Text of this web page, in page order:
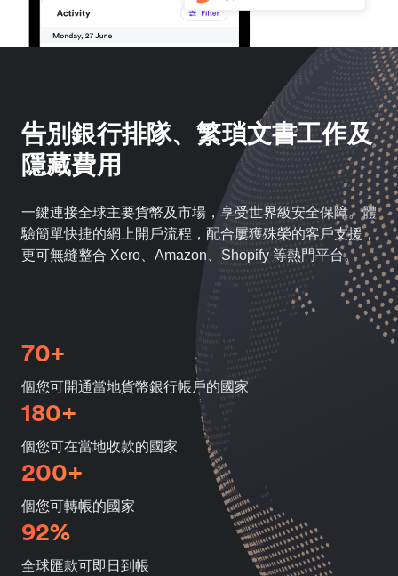
告別銀行排隊、繁瑣文書工作及
隱藏費用
一鍵連接全球主要貨幣及市場，享受世界級安全保障。體
驗簡單快捷的網上開戶流程，配合屢獲殊榮的客戶支援，
更可無縫整合 Xero、Amazon、Shopify 等熱門平台。
70+
個您可開通當地貨幣銀行帳戶的國家
180+
個您可在當地收款的國家
200+
個您可轉帳的國家
92%
全球匯款可即日到帳